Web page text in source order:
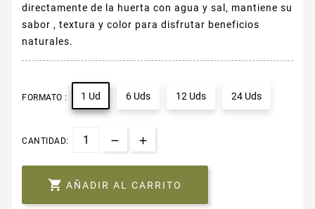
directamente de la huerta con agua y sal, mantiene su
sabor , textura y color para disfrutar beneficios
naturales.
FORMATO : 1 Ud 6 Uds 12 Uds 24 Uds
CANTIDAD:
 AÑADIR AL CARRITO